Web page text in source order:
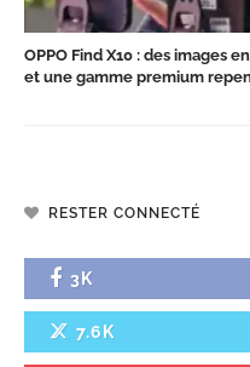
OPPO Find X10 : des images
et une gamme premium
RESTER CONNECTÉ
3K
7.6K